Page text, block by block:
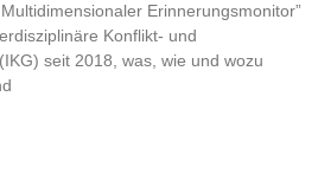
Erinnerungsmonitor”
Konflikt- und
seit 2018, was, wie und wozu